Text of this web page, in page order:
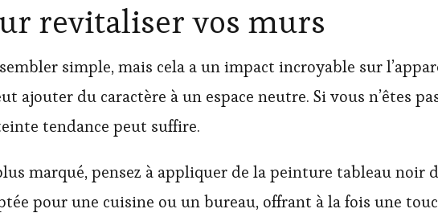
revitaliser vos murs
simple, mais cela a un impact incroyable sur
ajouter du caractère à un espace neutre. Si vous n’êtes
tendance peut suffire.
marqué, pensez à appliquer de la peinture tableau noir
pour une cuisine ou un bureau, offrant à la fois une